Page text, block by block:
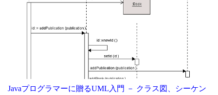
Javaプログラマーに贈るUML入門 － クラス図、シーケン